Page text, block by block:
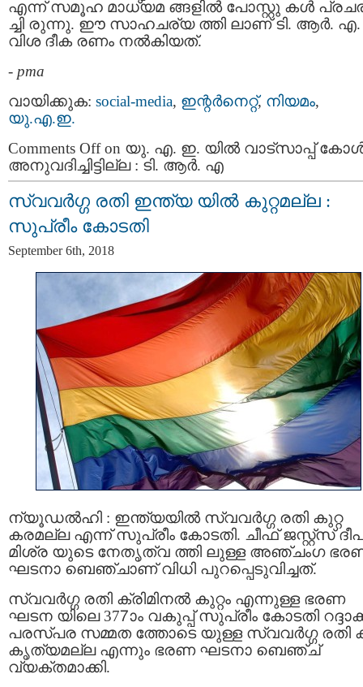
എന്ന് സമൂഹ മാധ്യമ ങ്ങളിൽ പോസ്റ്റു കൾ
ച്ചി രുന്നു. ഈ സാഹചര്യ ത്തി ലാണ് ടി. ആർ. എ.
വിശ ദീക രണം നൽകിയത്.
- pma
വായിക്കുക: social-media, ഇന്റര്‍നെറ്റ്‌, നിയമം,
യു.എ.ഇ.
Comments Offon യു. എ. ഇ. യിൽ വാട്സാപ്പ്
അനുവദിച്ചിട്ടില്ല : ടി. ആർ. എ
സ്വവർഗ്ഗ രതി ഇന്ത്യ യിൽ കുറ്റമല്ല :​​
സുപ്രീം കോടതി
September 6th, 2018
ന്യൂഡൽഹി : ഇന്ത്യയിൽ സ്വവർഗ്ഗ രതി കുറ്റ
കരമല്ല എന്ന് സുപ്രീം കോടതി. ചീഫ് ജസ്റ്റ്‌സ്
മിശ്ര യുടെ നേതൃത്വ ത്തി ലുള്ള അഞ്ചംഗ
ഘടനാ ബെഞ്ചാണ് വിധി പുറപ്പെടുവിച്ചത്.
സ്വവർഗ്ഗ രതി ക്രിമിനൽ കുറ്റം എന്നുള്ള ഭരണ
ഘടന യിലെ 377ാം വകുപ്പ് സുപ്രീം കോടതി
പരസ്പര സമ്മത ത്തോടെ യുള്ള സ്വവര്‍ഗ്ഗ രതി
കൃത്യമല്ല എന്നും ഭരണ ഘടനാ ബെഞ്ച്
വ്യക്തമാക്കി.